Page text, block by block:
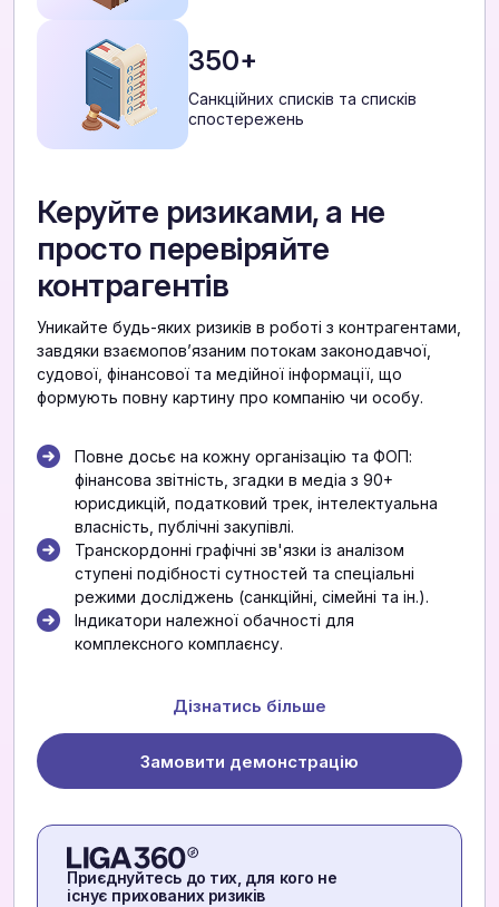
350+
Санкційних списків та списків
спостережень
Керуйте ризиками, а не
просто перевіряйте
контрагентів
Уникайте будь-яких ризиків в роботі з контрагентами,
завдяки взаємоповʼязаним потокам законодавчої,
судової, фінансової та медійної інформації, що
формують повну картину про компанію чи особу.
Повне досьє на кожну організацію та ФОП:
фінансова звітність, згадки в медіа з 90+
юрисдикцій, податковий трек, інтелектуальна
власність, публічні закупівлі.
Транскордонні графічні зв'язки із аналізом
ступені подібності сутностей та спеціальні
режими досліджень (санкційні, сімейні та ін.).
Індикатори належної обачності для
комплексного комплаєнсу.
Дізнатись більше
Замовити демонстрацію
Приєднуйтесь до тих, для кого не
існує прихованих ризиків